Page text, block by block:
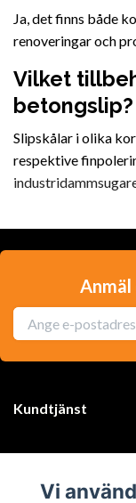
Ja, det finns både
renoveringar och
Vilket
betongslip?
Slipskålar i olika
respektive
Kundtjänst
Vi